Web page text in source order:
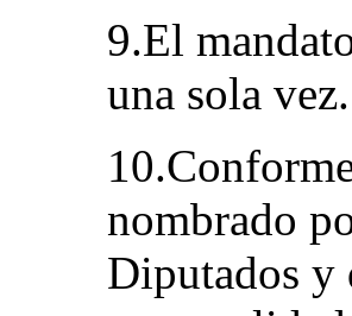
9.El
una sola vez.
nombrado
Diputados y